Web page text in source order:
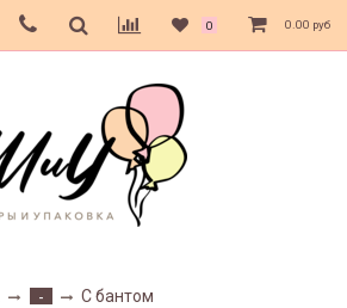
0 0.00 руб
- С бантом